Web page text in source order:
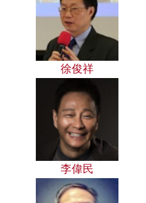
徐俊祥
李偉民